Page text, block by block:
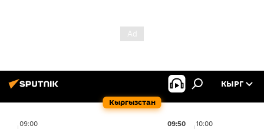
Кыргызстан
КЫРГ
09:00 10:00
09:50